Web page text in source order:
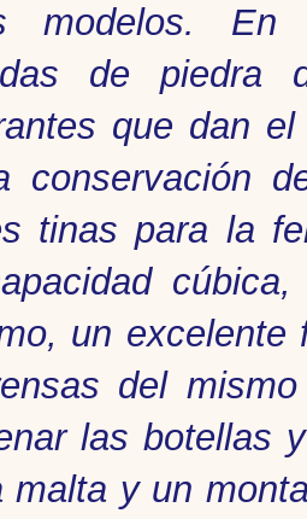
modelos.
de piedra
que dan
conservación
tinas para la
un excelente
del
las botellas
malta y un